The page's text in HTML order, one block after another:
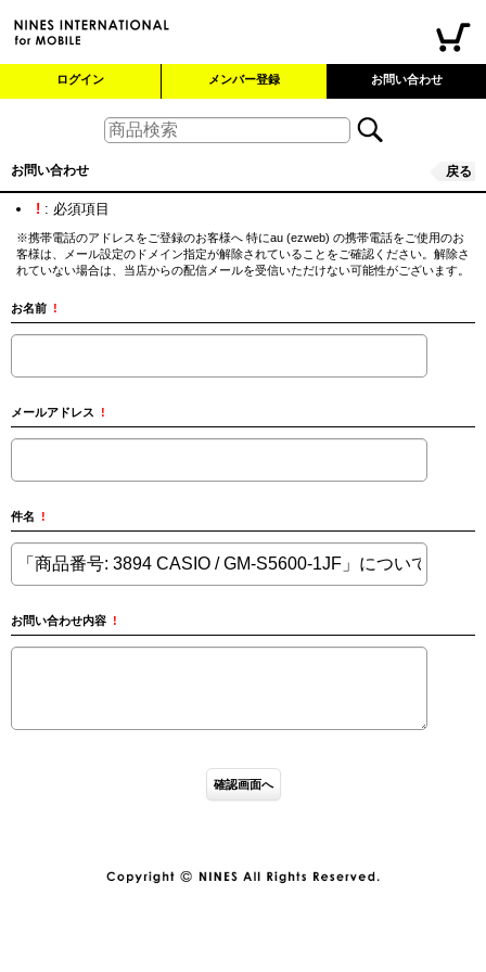
ログイン メンバー登録 お問い合わせ
お問い合わせ 戻る
! : 必須項目
※携帯電話のアドレスをご登録のお客様へ 特にau (ezweb) の携帯電話をご使用のお
客様は、メール設定のドメイン指定が解除されていることをご確認ください。解除さ
れていない場合は、当店からの配信メールを受信いただけない可能性がございます。
お名前 !
メールアドレス !
件名 !
お問い合わせ内容 !